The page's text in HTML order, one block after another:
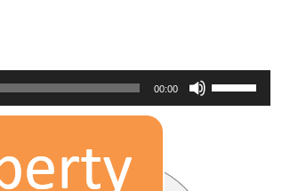
00:00
Hoch/Runter